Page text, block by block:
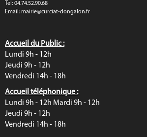
Tel: 04.74.52.90.68
Email: mairie@curciat-dongalon.fr
Accueil du Public :
Lundi 9h - 12h
Jeudi 9h - 12h
Vendredi 14h - 18h
Accueil téléphonique :
Lundi 9h - 12h Mardi 9h - 12h
Jeudi 9h - 12h
Vendredi 14h - 18h